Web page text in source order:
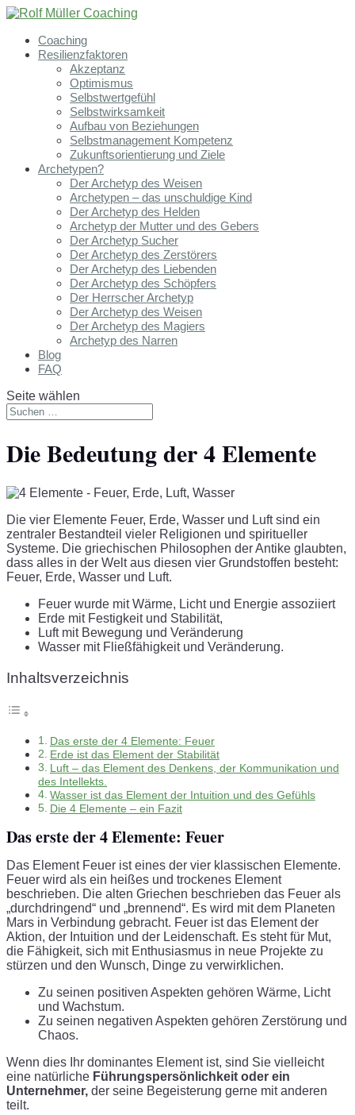
Coaching
Resilienzfaktoren
Akzeptanz
Optimismus
Selbstwertgefühl
Selbstwirksamkeit
Aufbau von Beziehungen
Selbstmanagement Kompetenz
Zukunftsorientierung und Ziele
Archetypen?
Der Archetyp des Weisen
Archetypen – das unschuldige Kind
Der Archetyp des Helden
Archetyp der Mutter und des Gebers
Der Archetyp Sucher
Der Archetyp des Zerstörers
Der Archetyp des Liebenden
Der Archetyp des Schöpfers
Der Herrscher Archetyp
Der Archetyp des Weisen
Der Archetyp des Magiers
Archetyp des Narren
Blog
FAQ
Seite wählen
Die Bedeutung der 4 Elemente
Die vier Elemente Feuer, Erde, Wasser und Luft sind ein
zentraler Bestandteil vieler Religionen und spiritueller
Systeme. Die griechischen Philosophen der Antike glaubten,
dass alles in der Welt aus diesen vier Grundstoffen besteht:
Feuer, Erde, Wasser und Luft.
Feuer wurde mit Wärme, Licht und Energie assoziiert
Erde mit Festigkeit und Stabilität,
Luft mit Bewegung und Veränderung
Wasser mit Fließfähigkeit und Veränderung.
Inhaltsverzeichnis
Das erste der 4 Elemente: Feuer
Erde ist das Element der Stabilität
Luft – das Element des Denkens, der Kommunikation und
des Intellekts.
Wasser ist das Element der Intuition und des Gefühls
Die 4 Elemente – ein Fazit
Das erste der 4 Elemente: Feuer
Das Element Feuer ist eines der vier klassischen Elemente.
Feuer wird als ein heißes und trockenes Element
beschrieben. Die alten Griechen beschrieben das Feuer als
„durchdringend“ und „brennend“. Es wird mit dem Planeten
Mars in Verbindung gebracht. Feuer ist das Element der
Aktion, der Intuition und der Leidenschaft. Es steht für Mut,
die Fähigkeit, sich mit Enthusiasmus in neue Projekte zu
stürzen und den Wunsch, Dinge zu verwirklichen.
Zu seinen positiven Aspekten gehören Wärme, Licht
und Wachstum.
Zu seinen negativen Aspekten gehören Zerstörung und
Chaos.
Wenn dies Ihr dominantes Element ist, sind Sie vielleicht
eine natürliche Führungspersönlichkeit oder ein
Unternehmer, der seine Begeisterung gerne mit anderen
teilt.